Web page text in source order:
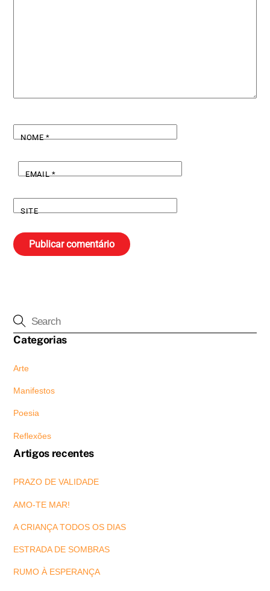
NOME*
EMAIL*
SITE
Categorias
Arte
Manifestos
Poesia
Reflexões
Artigos recentes
PRAZO DE VALIDADE
AMO-TE MAR!
A CRIANÇA TODOS OS DIAS
ESTRADA DE SOMBRAS
RUMO À ESPERANÇA